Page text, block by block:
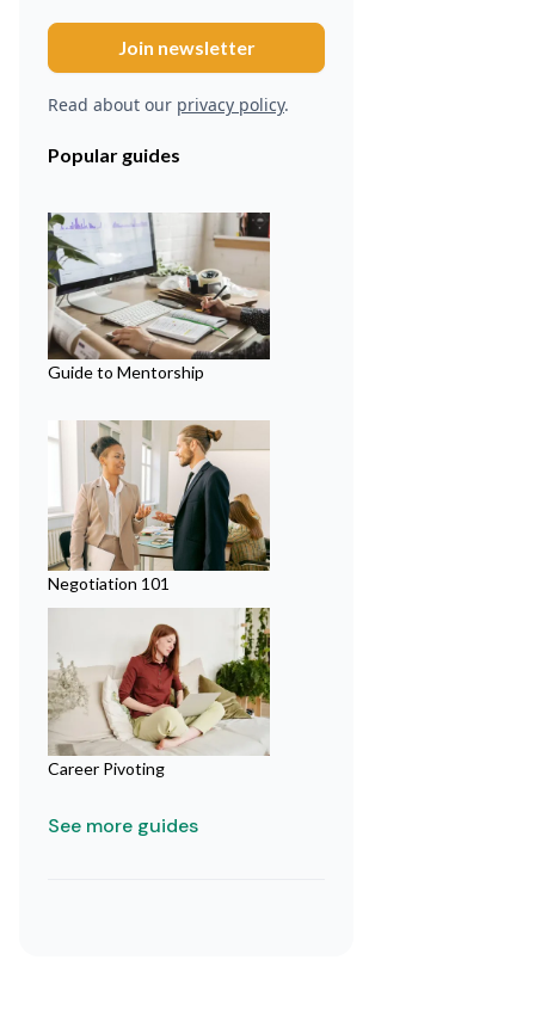
Read about our privacy policy.
Popular guides
Guide to Mentorship
Negotiation 101
Career Pivoting
See more guides